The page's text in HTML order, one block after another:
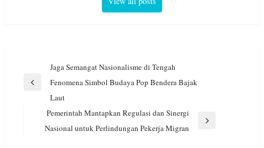
Navigasi
pos
Jaga Semangat Nasionalisme di Tengah
Fenomena Simbol Budaya Pop Bendera Bajak
Laut
Next
Pemerintah Mantapkan Regulasi dan Sinergi
Nasional untuk Perlindungan Pekerja Migran